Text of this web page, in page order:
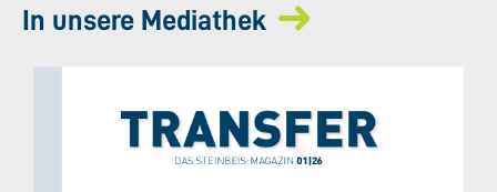
In unsere Mediathek